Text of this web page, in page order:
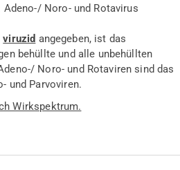
Noro- und Rotavirus
viruzid angegeben, ist das
behüllte und alle unbehüllten
Noro- und Rotaviren sind das
und Parvoviren.
Wirkspektrum.